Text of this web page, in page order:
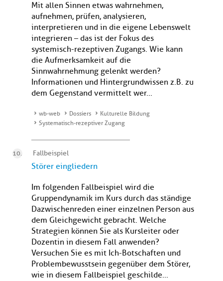
Mit allen Sinnen etwas wahrnehmen,
aufnehmen, prüfen, analysieren,
interpretieren und in die eigene Lebenswelt
integrieren – das ist der Fokus des
systemisch-rezeptiven Zugangs. Wie kann
die Aufmerksamkeit auf die
Sinnwahrnehmung gelenkt werden?
Informationen und Hintergrundwissen z.B. zu
dem Gegenstand vermittelt wer...
wb-web Dossiers
Kulturelle Bildung
Systematisch-rezeptiver Zugang
Fallbeispiel
Störer eingliedern
Im folgenden Fallbeispiel wird die
Gruppendynamik im Kurs durch das ständige
Dazwischenreden einer einzelnen Person aus
dem Gleichgewicht gebracht. Welche
Strategien können Sie als Kursleiter oder
Dozentin in diesem Fall anwenden?
Versuchen Sie es mit Ich-Botschaften und
Problembewusstsein gegenüber dem Störer,
wie in diesem Fallbeispiel geschilde...